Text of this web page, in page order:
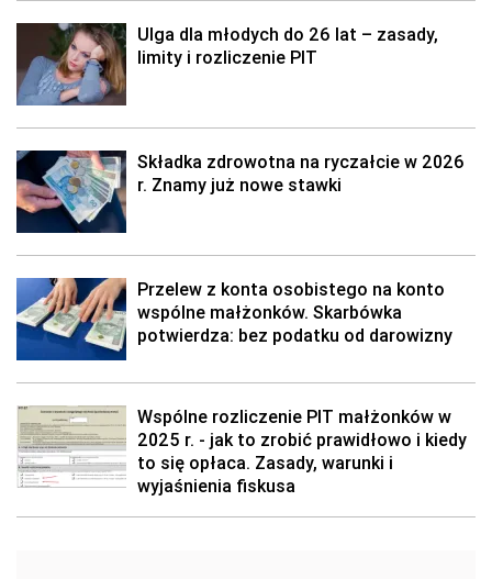
Ulga dla młodych do 26 lat – zasady,
limity i rozliczenie PIT
Składka zdrowotna na ryczałcie w 2026
r. Znamy już nowe stawki
Przelew z konta osobistego na konto
wspólne małżonków. Skarbówka
potwierdza: bez podatku od darowizny
Wspólne rozliczenie PIT małżonków w
2025 r. - jak to zrobić prawidłowo i kiedy
to się opłaca. Zasady, warunki i
wyjaśnienia fiskusa